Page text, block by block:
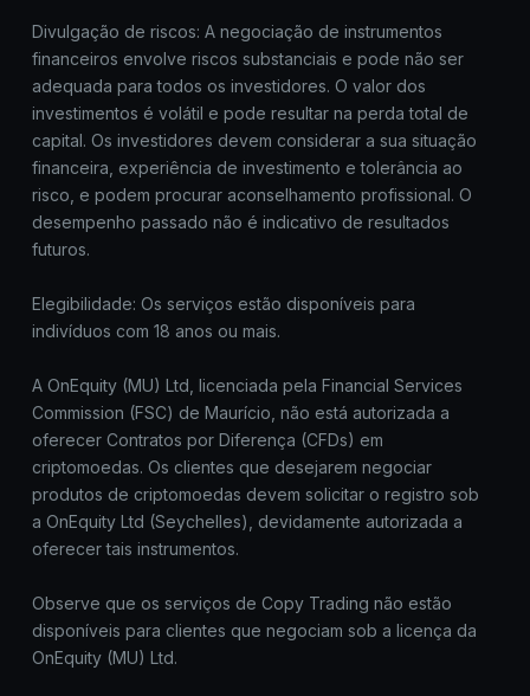
Divulgação de riscos: A negociação de instrumentos
financeiros envolve riscos substanciais e pode não ser
adequada para todos os investidores. O valor dos
investimentos é volátil e pode resultar na perda total de
capital. Os investidores devem considerar a sua situação
financeira, experiência de investimento e tolerância ao
risco, e podem procurar aconselhamento profissional. O
desempenho passado não é indicativo de resultados
futuros.
Elegibilidade: Os serviços estão disponíveis para
indivíduos com 18 anos ou mais.
A OnEquity (MU) Ltd, licenciada pela Financial Services
Commission (FSC) de Maurício, não está autorizada a
oferecer Contratos por Diferença (CFDs) em
criptomoedas. Os clientes que desejarem negociar
produtos de criptomoedas devem solicitar o registro sob
a OnEquity Ltd (Seychelles), devidamente autorizada a
oferecer tais instrumentos.
Observe que os serviços de Copy Trading não estão
disponíveis para clientes que negociam sob a licença da
OnEquity (MU) Ltd.